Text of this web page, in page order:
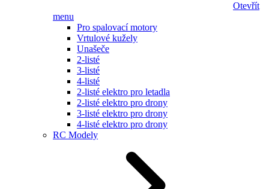
Otevřít
menu
Pro spalovací motory
Vrtulové kužely
Unašeče
2-listé
3-listé
4-listé
2-listé elektro pro letadla
2-listé elektro pro drony
3-listé elektro pro drony
4-listé elektro pro drony
RC Modely